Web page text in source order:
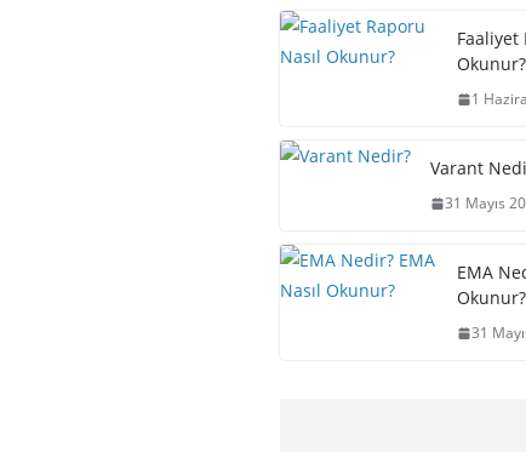
Faaliyet
Okunur?
1
Varant
31 Mayıs
EMA
Okunur?
31